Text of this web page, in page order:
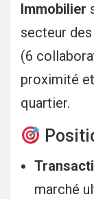
Immobilier
secteur
(6
proximité
quartier.
marché